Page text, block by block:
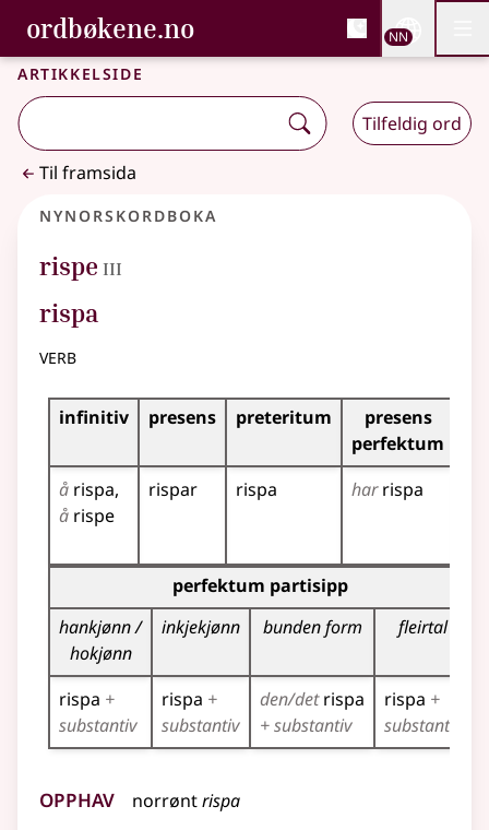
Gå til hovudinnhald
Tilgjenge
ordbøkene.no, Bokmålsordboka og
Bokmålsordboka og Nynorskordboka
NN
Artikkelside
Tilfeldig ord
Til framsida
Nynorskordboka
rispe 3
III
rispa
verb
Bøyningstabell for dette verbet
infinitiv presens preteritum
presens
perfektum
å rispa
å rispe
rispar rispa harrispa
Bøyningstabell for dette verbet (partisippformer)
perfektum partisipp
hankjønn /
hokjønn
inkjekjønn bunden form fleirtal
rispa +
substantiv
rispa +
substantiv
den/detrispa
+ substantiv
rispa +
substantiv
Opphav norrøntrispa